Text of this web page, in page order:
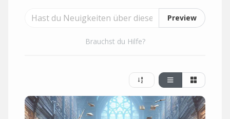
Preview
Brauchst du Hilfe?